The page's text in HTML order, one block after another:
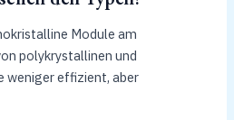
Module am
polykrystallinen und
weniger effizient, aber